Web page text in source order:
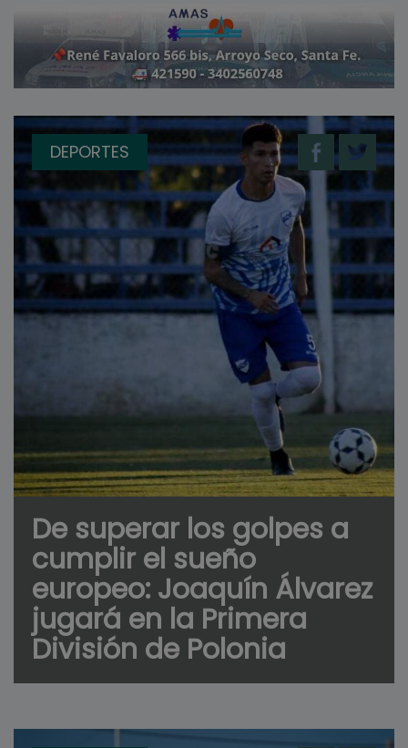
DEPORTES
De superar los golpes a
cumplir el sueño
europeo: Joaquín Álvarez
jugará en la Primera
División de Polonia